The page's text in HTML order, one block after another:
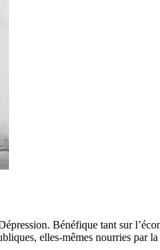
Bénéfique tant sur
elles-mêmes nourries par